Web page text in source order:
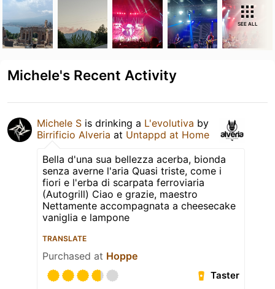
SEE ALL
Michele's Recent Activity
Michele S is drinking a L'evolutiva by
Birrificio Alveria at Untappd at Home
Bella d'una sua bellezza acerba, bionda
senza averne l'aria Quasi triste, come i
fiori e l'erba di scarpata ferroviaria
(Autogrill) Ciao e grazie, maestro
Nettamente accompagnata a cheesecake
vaniglia e lampone
TRANSLATE
Purchased at Hoppe
Taster